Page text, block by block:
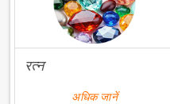
रत्न
अधिक जानें